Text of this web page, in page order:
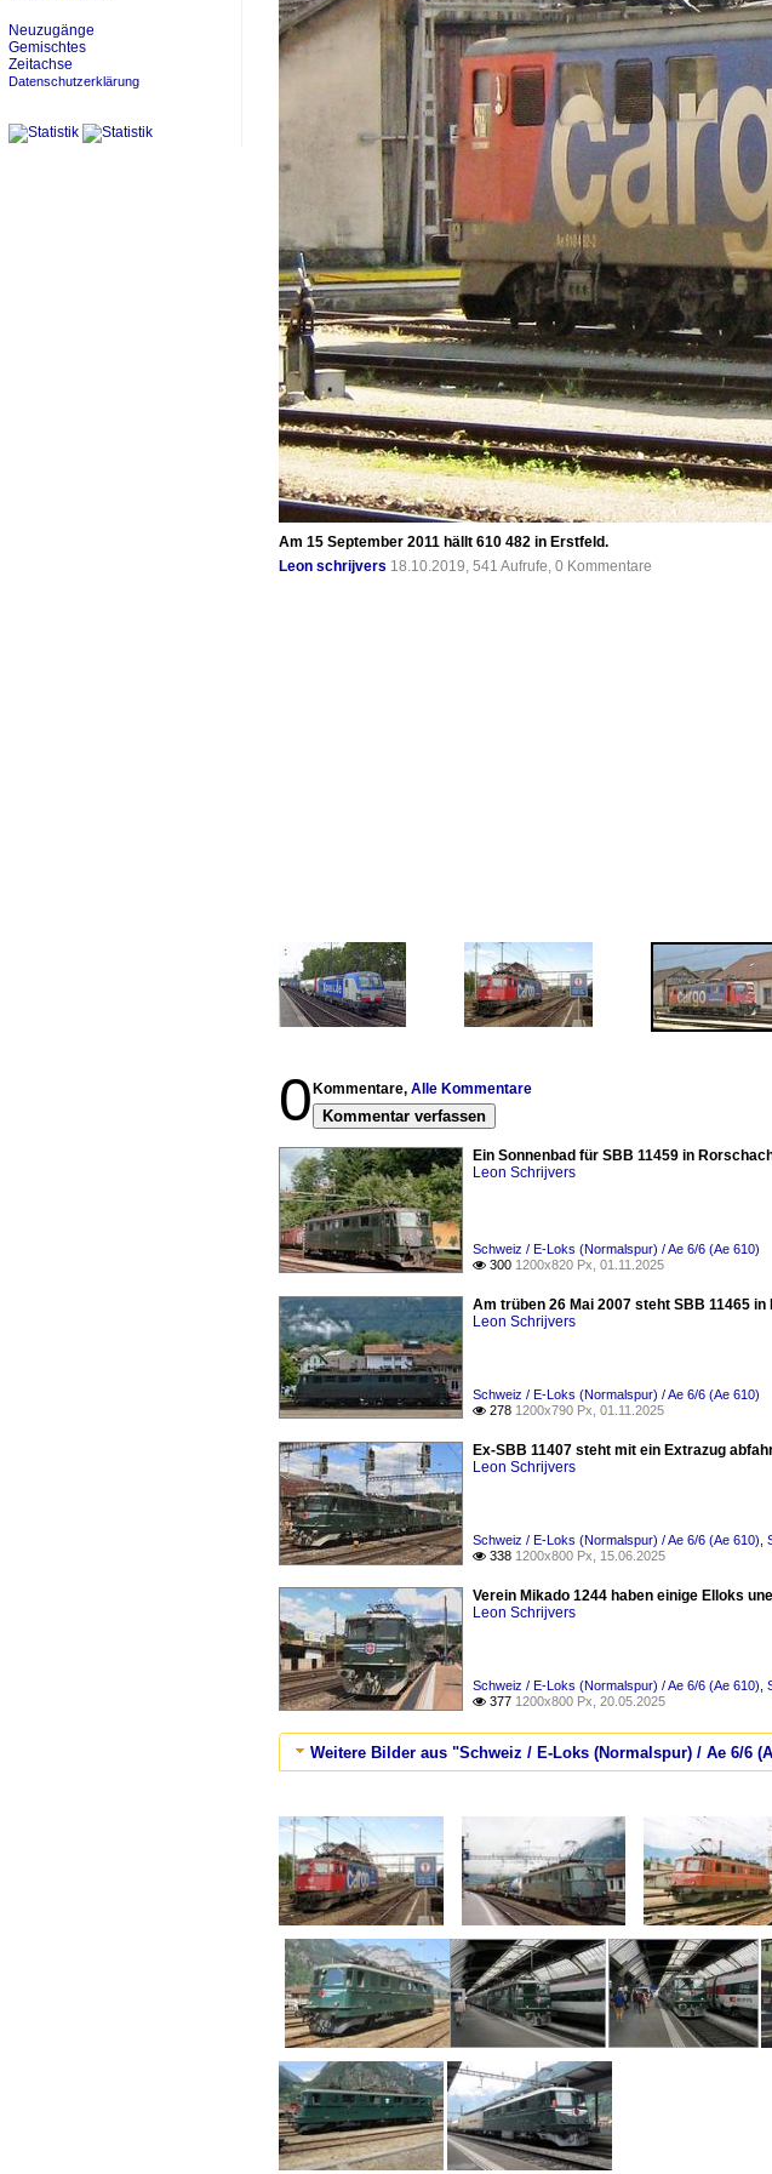
Am 15 September 2011 hällt 610 482 in Erstfeld.
Leon schrijvers 18.10.2019, 541 Aufrufe, 0 Kommentare
0 Kommentare, Alle Kommentare
Kommentar verfassen
Ein Sonnenbad für SBB 11459 in
Leon Schrijvers
Schweiz / E-Loks (Normalspur) / Ae 6/6 (Ae 610)
 300 1200x820 Px, 01.11.2025
Am trüben 26 Mai 2007 steht SBB 11465 in
Leon Schrijvers
Schweiz / E-Loks (Normalspur) / Ae 6/6 (Ae 610)
 278 1200x790 Px, 01.11.2025
Ex-SBB 11407 steht mit ein Extrazug
Leon Schrijvers
Schweiz / E-Loks (Normalspur) / Ae 6/6 (Ae 610)
 338 1200x800 Px, 15.06.2025
Verein Mikado 1244 haben einige Elloks
Leon Schrijvers
Schweiz / E-Loks (Normalspur) / Ae 6/6 (Ae 610)
 377 1200x800 Px, 20.05.2025
Weitere Bilder aus "Schweiz / E-Loks (Normalspur) / Ae 6/6
Neuzugänge
Gemischtes
Zeitachse
Datenschutzerklärung